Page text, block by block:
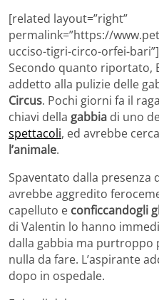
[related layout=”right”
permalink=”https://
ucciso-tigri-circo-orfei-
Secondo quanto riportato,
addetto alla pulizie delle
Circus. Pochi giorni fa il
chiavi della gabbia di uno
spettacoli, ed avrebbe
l’animale.
Spaventato dalla presenza
avrebbe aggredito
capelluto e conficcandogli
di Valentin lo hanno
dalla gabbia ma purtroppo
nulla da fare. L’aspirante
dopo in ospedale.